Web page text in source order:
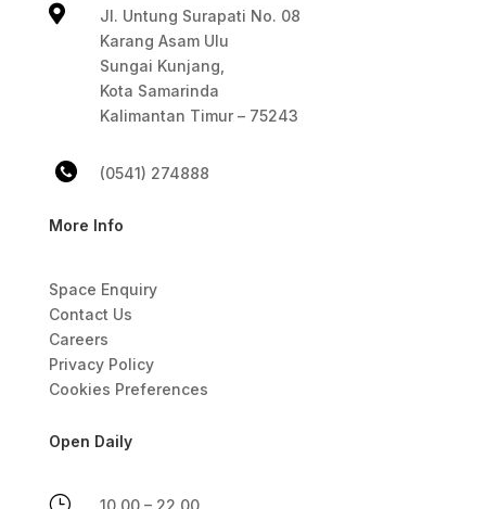

Jl. Untung Surapati No. 08
Karang Asam Ulu
Sungai Kunjang,
Kota Samarinda
Kalimantan Timur – 75243
(0541) 274888
More Info
Space Enquiry
Contact Us
Careers
Privacy Policy
Cookies Preferences
Open Daily
} 10.00 – 22.00